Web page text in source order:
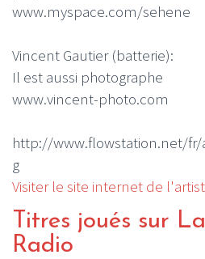
www.myspace.com/sehene
Vincent Gautier (batterie):
Il est aussi photographe
www.vincent-photo.com
http://www.flowstation.net/
g
Visiter le site internet de
Titres joués sur
Radio